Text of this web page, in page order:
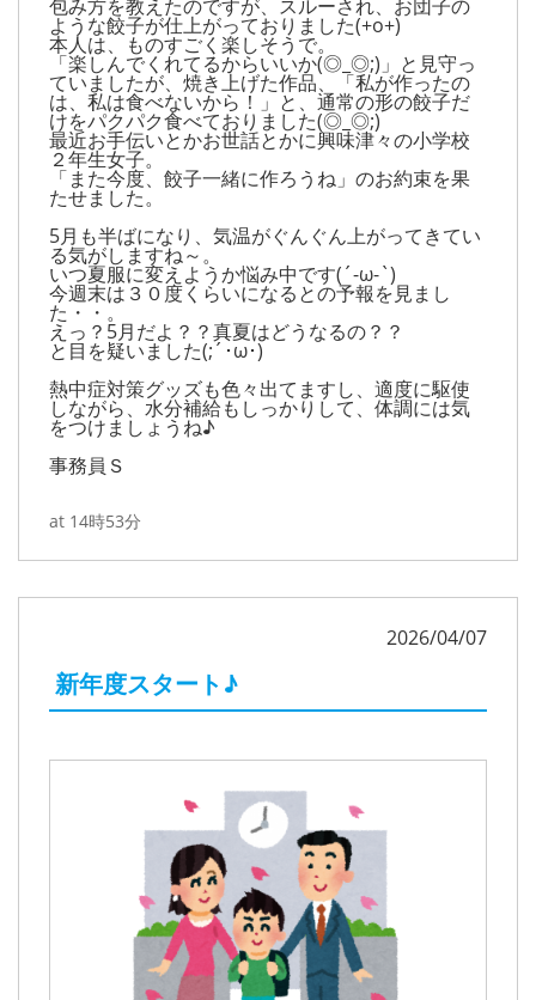
包み方を教えたのですが、スルーされ、お団子の
ような餃子が仕上がっておりました(+o+)
本人は、ものすごく楽しそうで。
「楽しんでくれてるからいいか(◎_◎;)」と見守っ
ていましたが、焼き上げた作品、「私が作ったの
は、私は食べないから！」と、通常の形の餃子だ
けをパクパク食べておりました(◎_◎;)
最近お手伝いとかお世話とかに興味津々の小学校
２年生女子。
「また今度、餃子一緒に作ろうね」のお約束を果
たせました。
5月も半ばになり、気温がぐんぐん上がってきてい
る気がしますね～。
いつ夏服に変えようか悩み中です(´-ω-`)
今週末は３０度くらいになるとの予報を見まし
た・・。
えっ？5月だよ？？真夏はどうなるの？？
と目を疑いました(;´･ω･)
熱中症対策グッズも色々出てますし、適度に駆使
しながら、水分補給もしっかりして、体調には気
をつけましょうね♪
事務員Ｓ
at 14時53分
2026/04/07
新年度スタート♪